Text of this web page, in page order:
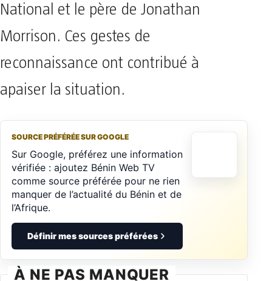
National et le père de Jonathan
Morrison. Ces gestes de
reconnaissance ont contribué à
apaiser la situation.
SOURCE PRÉFÉRÉE SUR GOOGLE
Sur Google, préférez une information
vérifiée : ajoutez Bénin Web TV
comme source préférée pour ne rien
manquer de l’actualité du Bénin et de
l’Afrique.
Définir mes sources préférées
À NE PAS MANQUER